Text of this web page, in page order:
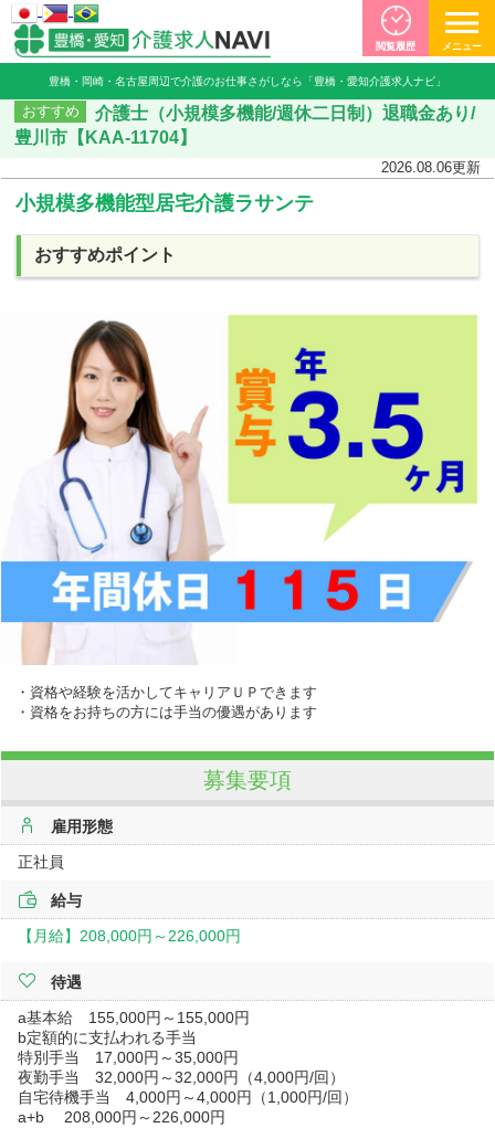
豊橋・岡崎・名古屋周辺で介護のお仕事さがしなら「豊橋・愛知介護求人ナビ」
閲覧履歴 メニュー
おすすめ
介護士（小規模多機能/週休二日制）退職金あり/
豊川市【KAA-11704】
2026.08.06更新
小規模多機能型居宅介護ラサンテ
おすすめポイント
・資格や経験を活かしてキャリアＵＰできます
・資格をお持ちの方には手当の優遇があります
募集要項
雇用形態
正社員
給与
【月給】208,000円～226,000円
待遇
a基本給 155,000円～155,000円
b定額的に支払われる手当
特別手当 17,000円～35,000円
夜勤手当 32,000円～32,000円（4,000円/回）
自宅待機手当 4,000円～4,000円（1,000円/回）
a+b 208,000円～226,000円